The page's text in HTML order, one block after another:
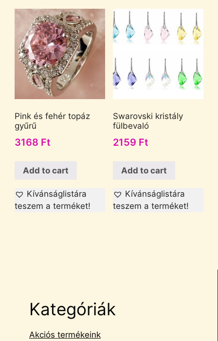
Pink és fehér topáz
gyűrű
3168 Ft
Add to cart
Kívánságlistára
teszem a terméket!
Swarovski kristály
fülbevaló
2159 Ft
Add to cart
Kívánságlistára
teszem a terméket!
Kategóriák
Akciós termékeink